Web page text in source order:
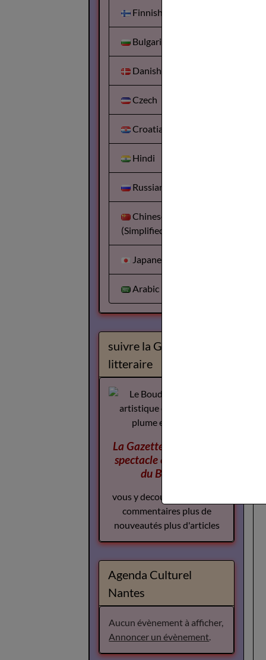
Finnish
Bulgarian
Danish
Czech
Croatian
Hindi
Russian
Chinese
(Simplified)
Japanese
Arabic
suivre la Gazette
litteraire
La Gazette des Arts du
spectaclecomplement
du Boudoir
vous y decouvrirez plus de
commentaires plus de
nouveautés plus d'articles
Agenda Culturel
Nantes
Aucun évènement à afficher,
Annoncer un évènement.